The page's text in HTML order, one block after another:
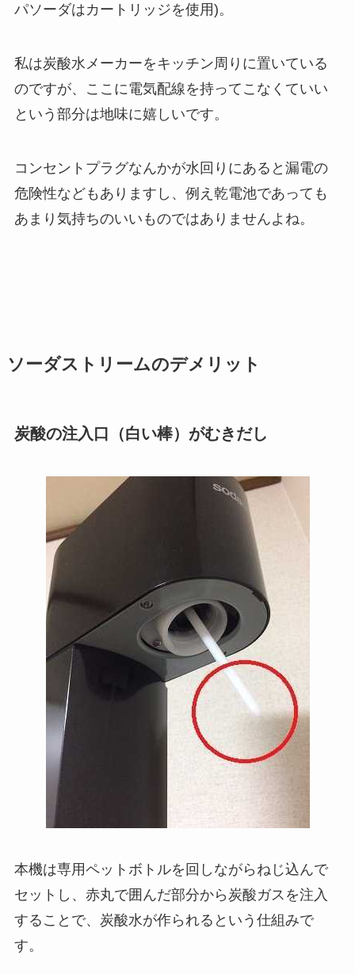
パソーダはカートリッジを使用)。
私は炭酸水メーカーをキッチン周りに置いている
のですが、ここに電気配線を持ってこなくていい
という部分は地味に嬉しいです。
コンセントプラグなんかが水回りにあると漏電の
危険性などもありますし、例え乾電池であっても
あまり気持ちのいいものではありませんよね。
ソーダストリームのデメリット
炭酸の注入口（白い棒）がむきだし
本機は専用ペットボトルを回しながらねじ込んで
セットし、赤丸で囲んだ部分から炭酸ガスを注入
することで、炭酸水が作られるという仕組みで
す。